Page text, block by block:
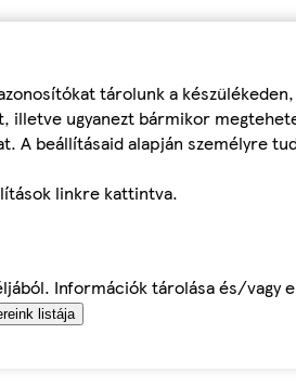
tárolunk a
illetve ugyanezt bármikor
beállításaid alapján személyre
linkre kattintva.
Információk tárolása és/
listája